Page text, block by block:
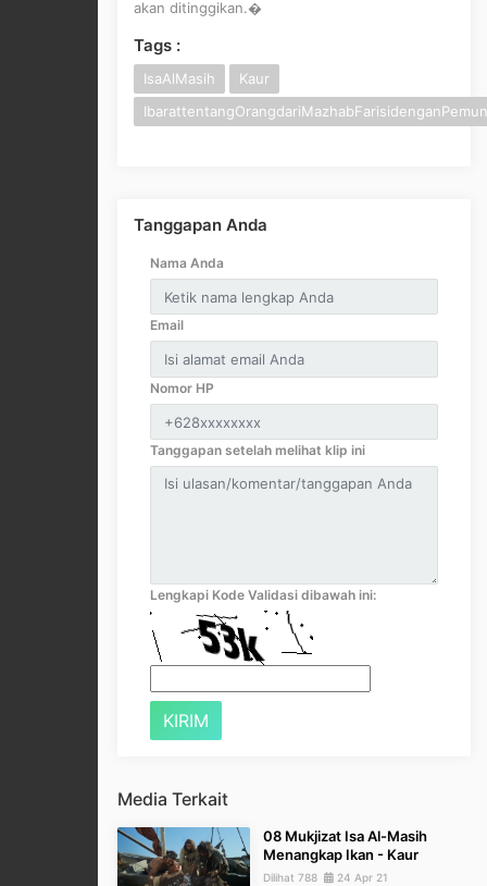
akan ditinggikan.�
Tags :
IsaAlMasih
Kaur
Tanggapan Anda
Nama Anda
Email
Nomor HP
Tanggapan setelah melihat klip ini
Lengkapi Kode Validasi dibawah ini:
Media Terkait
08 Mukjizat Isa Al-Masih
Menangkap Ikan - Kaur
Dilihat 788 24 Apr 21